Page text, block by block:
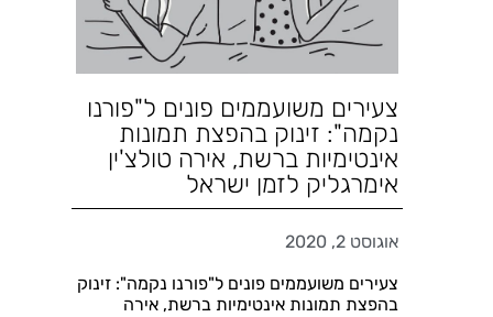
צעירים משועממים פונים ל"פורנו
נקמה": זינוק בהפצת תמונות
אינטימיות ברשת, אירה טולצ'ין
אימרגליק לזמן ישראל
אוגוסט 2, 2020
צעירים משועממים פונים ל"פורנו נקמה": זינוק
בהפצת תמונות אינטימיות ברשת, אירה